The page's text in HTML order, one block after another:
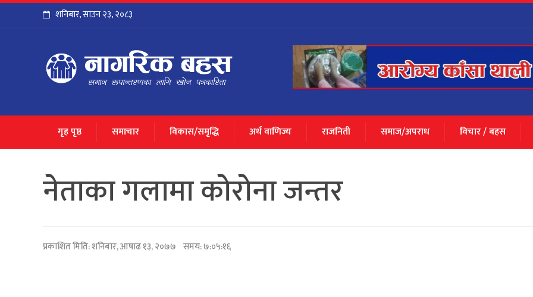
शनिबार,साउन२३,२०८३
गृह पृष्ठ समाचार विकास/समृद्धि अर्थ वाणिज्य राजनिती समाज/अपराध विचार / बहस
नेताका गलामा कोरोना जन्तर
प्रकाशित मिति:शनिबार, आषाढ १३, २०७७ समय: ७:०५:१६